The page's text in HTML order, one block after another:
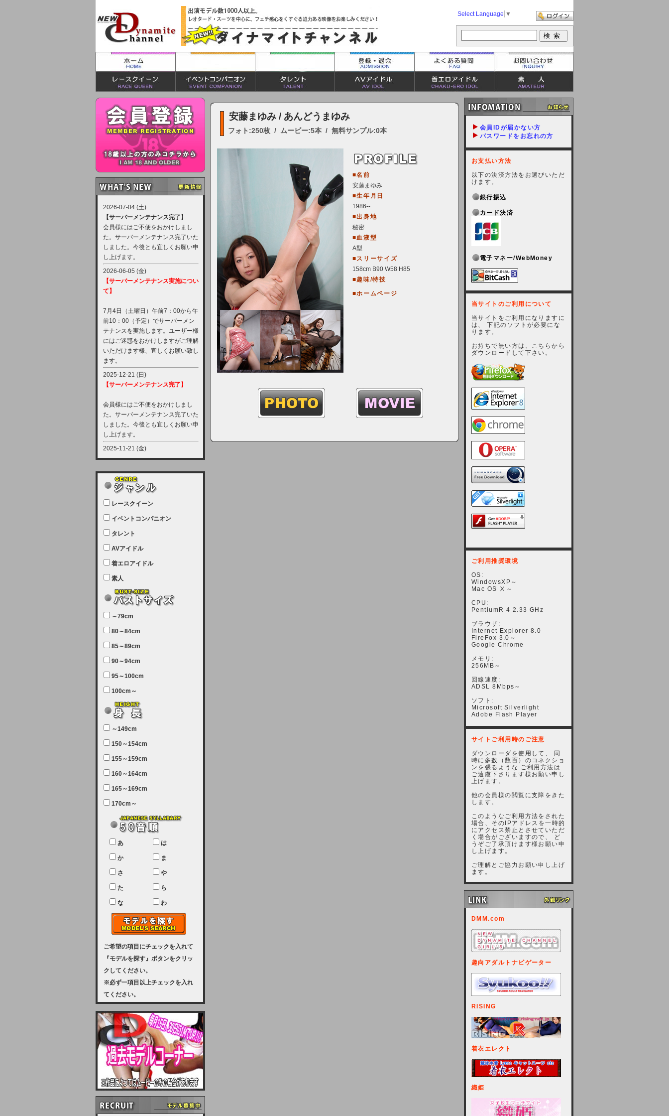
Select Language ▼
2026-07-04 (土)
【サーバーメンテナンス完了】
会員様にはご不便をおかけしまし
た。サーバーメンテナンス完了いた
しました。今後とも宜しくお願い申
し上げます。
2026-06-05 (金)
【サーバーメンテナンス実施につい
て】
7月4日（土曜日）午前7：00から午
前10：00（予定）でサーバーメン
テナンスを実施します。ユーザー様
にはご迷惑をおかけしますがご理解
いただけます様、宜しくお願い致し
ます。
2025-12-21 (日)
【サーバーメンテナンス完了】
会員様にはご不便をおかけしまし
た。サーバーメンテナンス完了いた
しました。今後とも宜しくお願い申
し上げます。
2025-11-21 (金)
【サーバーメンテナンス実施につい
12月21日（日曜日）午前9：00か
ら午前11：00（予定）でサーバー
メンテナンスを実施します。ユーザ
ー様にはご迷惑をおかけしますがご
理解いただけます様、宜しくお願い
致します。
2025-07-05 (土)
【サーバーメンテナンス完了のお知
本日、サーバーメンテナンスのため
ユーザー様には大変ご迷惑をおかけ
しました。無事、メンテナンスが完
致します。
2025-06-11 (水)
【サーバーメンテナンス実施につい
7月5日（土曜日）午前7：00から午
テナンスを実施します。ユーザー様
にはご迷惑をおかけしますがご理解
いただけます様、宜しくお願い致し
【クレジットカード決済について
②】
現在、クレジットカード決済はJCB
のみになっております。大変ご迷惑
キャシュでの決済は可能ですので、
宜しくお願い致します。
2024-02-23 (金)
【クレジットカード決済について】
只今、クレジットカード会社の都合
により決済ができない状況です。
ユーザー様には、大変ご迷惑をおか
けいたしまして申し訳ございませ
ん。
2023-08-31 (木)
【サーバーメンテナンス実施のお知
らせ】
2023年 9月10日（日曜日）午前8：
サーバーメンテナンスを実施いたし
ます。その為、アクセスはできませ
ますが、ご理解の程を宜しくお願い
致します。
2022-09-01 (木)
【サーバーメンテナンスのお知ら
せ】
9月10日（土曜日）AM6：00から
AM8：00（予定）サーバーメンテ
ナンスを致します。ご迷惑をおかけ
レースクイーン
イベントコンパニオン
タレント
AVアイドル
着エロアイドル
素人
～79cm
80～84cm
85～89cm
90～94cm
95～100cm
100cm～
～149cm
150～154cm
155～159cm
160～164cm
165～169cm
170cm～
あ は
か ま
さ や
た ら
な わ
ご希望の項目にチェックを入れて
『モデルを探す』ボタンをクリッ
クしてください。
※必ず一項目以上チェックを入れ
てください。
安藤まゆみ / あんどうまゆみ
フォト:250枚 / ムービー:5本 / 無料サンプル:0本
■名前
安藤まゆみ
■生年月日
1986--
■出身地
秘密
■血液型
A型
■スリーサイズ
158cm B90 W58 H85
■趣味/特技
■ホームページ
会員IDが届かない方
パスワードをお忘れの方
お支払い方法
以下の決済方法をお選びいただ
けます。
銀行振込
カード決済
電子マネー/WebMoney
当サイトのご利用について
当サイトをご利用になりますに
は、 下記のソフトが必要にな
ります。
お持ちで無い方は、こちらから
ダウンロードして下さい。
ご利用推奨環境
OS:
WindowsXP～
Mac OS Ⅹ～
CPU:
PentiumR 4 2.33 GHz
ブラウザ:
Internet Explorer 8.0
FireFox 3.0～
Google Chrome
メモリ:
256MB～
回線速度:
ADSL 8Mbps～
ソフト:
Microsoft Silverlight
Adobe Flash Player
サイトご利用時のご注意
ダウンローダを使用して、 同
時に多数（数百）のコネクショ
ンを張るような ご利用方法は
ご遠慮下さります様お願い申し
上げます。
他の会員様の閲覧に支障をきた
します。
このようなご利用方法をされた
場合、そのIPアドレスを一時的
にアクセス禁止とさせていただ
く場合がございますので、 ど
うぞご了承頂けます様お願い申
し上げます。
ご理解とご協力お願い申し上げ
ます。
DMM.com
趣向アダルトナビゲーター
RISING
着衣エレクト
織姫